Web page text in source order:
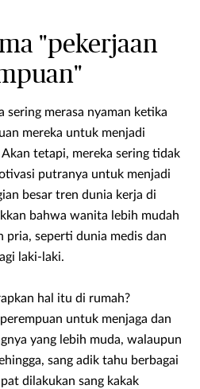
"pekerjaan
sering merasa nyaman ketika
mereka untuk menjadi
tetapi, mereka sering tidak
putranya untuk menjadi
besar tren dunia kerja di
bahwa wanita lebih mudah
pria, seperti dunia medis dan
laki-laki.
hal itu di rumah?
untuk menjaga dan
yang lebih muda, walaupun
sang adik tahu berbagai
dilakukan sang kakak